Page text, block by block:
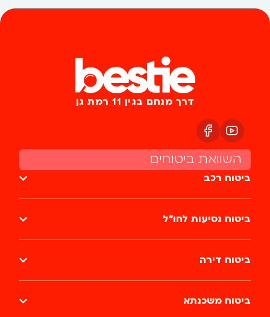
דרך מנחם בגין 11 רמת גן
השוואת ביטוחים
ביטוח רכב
ביטוח נסיעות לחו״ל
ביטוח דירה
ביטוח משכנתא